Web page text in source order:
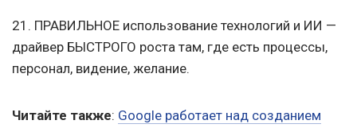
21. ПРАВИЛЬНОЕ использование технологий и ИИ —
драйвер БЫСТРОГО роста там, где есть процессы,
персонал, видение, желание.
Читайте также: Google работает над созданием